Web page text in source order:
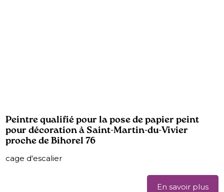
Peintre qualifié pour la pose de papier peint
pour décoration à Saint-Martin-du-Vivier
proche de Bihorel 76
cage d'escalier
En savoir plus